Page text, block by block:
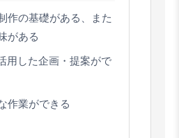
作の基礎がある、また
がある
用した企画・提案がで
作業ができる